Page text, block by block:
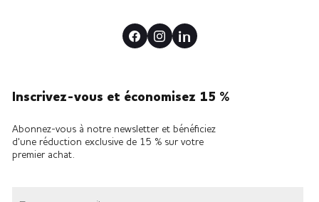
Inscrivez-vous et économisez 15 %
Abonnez-vous à notre newsletter et bénéficiez
d'une réduction exclusive de 15 % sur votre
premier achat.